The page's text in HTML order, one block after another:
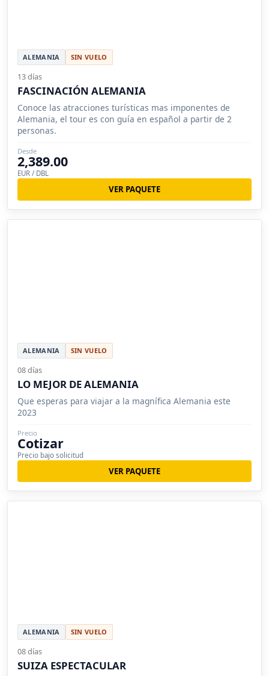
ALEMANIA SIN VUELO
13 días
FASCINACIÓN ALEMANIA
Conoce las atracciones turísticas mas imponentes de
Alemania, el tour es con guía en español a partir de 2
personas.
Desde
2,389.00
EUR / DBL
VER PAQUETE
ALEMANIA SIN VUELO
08 días
LO MEJOR DE ALEMANIA
Que esperas para viajar a la magnífica Alemania este
2023
Precio
Cotizar
Precio bajo solicitud
VER PAQUETE
ALEMANIA SIN VUELO
08 días
SUIZA ESPECTACULAR